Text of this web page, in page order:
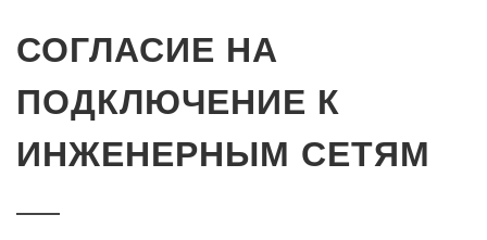
СОГЛАСИЕ НА
ПОДКЛЮЧЕНИЕ К
ИНЖЕНЕРНЫМ СЕТЯМ